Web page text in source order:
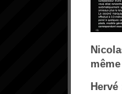
Hervé